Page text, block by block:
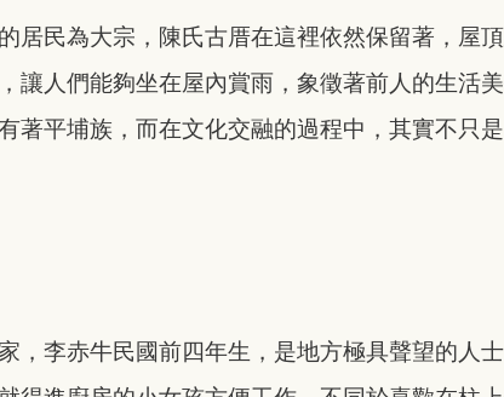
居民為大宗，陳氏古厝在這裡依然保留著，屋
讓人們能夠坐在屋內賞雨，象徵著前人的生活
著平埔族，而在文化交融的過程中，其實不只
，李赤牛民國前四年生，是地方極具聲望的人